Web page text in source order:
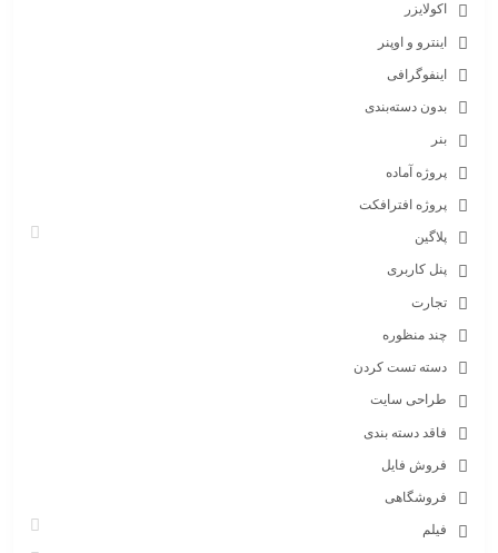
اکولایزر
اینترو و اوپنر
اینفوگرافی
بدون دسته‌بندی
بنر
پروژه آماده
پروژه افترافکت
پلاگین
پنل کاربری
تجارت
چند منظوره
دسته تست کردن
طراحی سایت
فاقد دسته بندی
فروش فایل
فروشگاهی
فیلم